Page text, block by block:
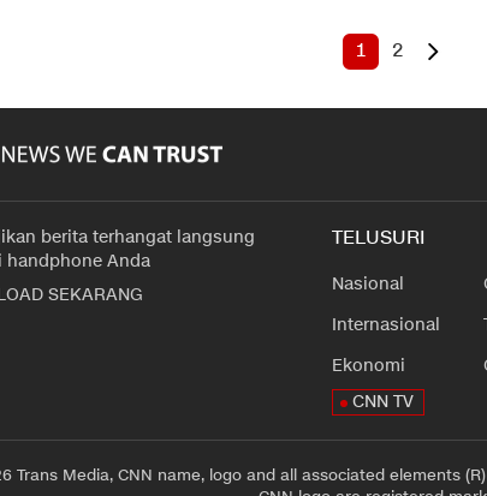
1 2
berita terhangat langsung
handphone Anda
SEKARANG
TELUSURI
Nasional
Internasional
Ekonomi
CNN TV
Trans Media, CNN name, logo and all associated elements